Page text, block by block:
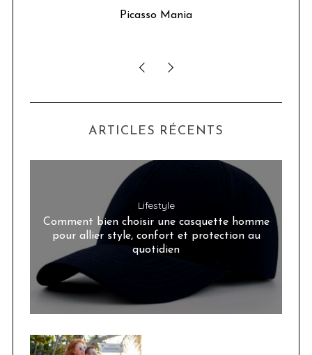
Picasso Mania
ARTICLES RÉCENTS
Lifestyle
Comment bien choisir une casquette homme
pour allier style, confort et protection au
quotidien